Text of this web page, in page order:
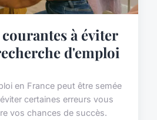
à éviter
d'emploi
en France peut être semée
certaines erreurs vous
vos chances de succès.